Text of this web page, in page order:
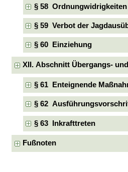
§ 58 Ordnungwidrigkeiten
§ 59 Verbot der
§ 60 Einziehung
XII. Abschnitt Übergangs-
§ 61 Enteignende
§ 62
§ 63 Inkrafttreten
Fußnoten